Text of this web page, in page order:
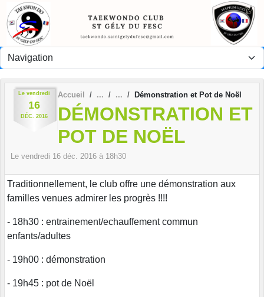
Le vendredi
16
DÉC. 2016
Accueil Démonstration et Pot de Noël
DÉMONSTRATION ET
POT DE NOËL
Le vendredi 16 déc. 2016 à 18h30
Traditionnellement, le club offre une démonstration aux
familles venues admirer les progrès !!!!
- 18h30 : entrainement/echauffement commun
enfants/adultes
- 19h00 : démonstration
- 19h45 : pot de Noël
Panneau de gestion des cookies